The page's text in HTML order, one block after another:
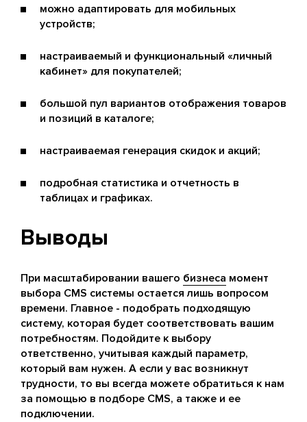
можно адаптировать для мобильных
устройств;
настраиваемый и функциональный «личный
кабинет» для покупателей;
большой пул вариантов отображения товаров
и позиций в каталоге;
настраиваемая генерация скидок и акций;
подробная статистика и отчетность в
таблицах и графиках.
Выводы
При масштабировании вашего бизнеса момент
выбора CMS системы остается лишь вопросом
времени. Главное - подобрать подходящую
систему, которая будет соответствовать вашим
потребностям. Подойдите к выбору
ответственно, учитывая каждый параметр,
который вам нужен. А если у вас возникнут
трудности, то вы всегда можете обратиться к нам
за помощью в подборе CMS, а также и ее
подключении.